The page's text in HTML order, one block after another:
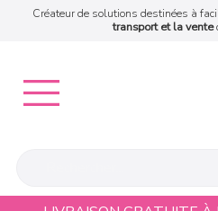
Créateur de solutions destinées à
transport et la vente